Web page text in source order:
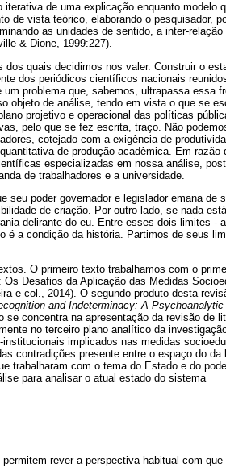
de uma explicação enquanto modelo
de vista teórico, elaborando o pesquisador,
as unidades de sentido, a inter-relação
& Dione, 1999:227).
quais decidimos nos valer. Construir o
dos periódicos científicos nacionais
problema que, sabemos, ultrapassa essa
objeto de análise, tendo em vista o que se
projetivo e operacional das políticas
pelo que se fez escrita, traço. Não
cotejado com a exigência de
de produção acadêmica. Em razão
especializadas em nossa análise,
de trabalhadores e a universidade.
seu poder governador e legislador emana de
de criação. Por outro lado, se nada está
delirante do eu. Entre esses dois limites - a
é a condição da história. Partimos de seus
O primeiro texto trabalhamos com o
Desafios da Aplicação das Medidas
e col., 2014). O segundo produto desta
and Indeterminacy: A Psychoanalytic
se concentra na apresentação da revisão de
no terceiro plano analítico da
implicados nas medidas
contradições presente entre o espaço do da
trabalharam com o tema do Estado e do
para analisar o atual estado do sistema
rever a perspectiva habitual com que